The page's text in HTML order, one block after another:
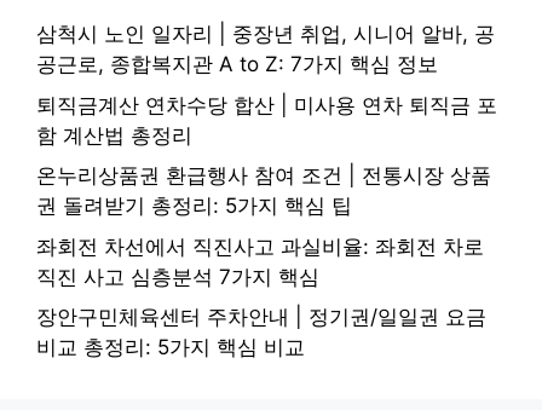
삼척시 노인 일자리 | 중장년 취업, 시니어 알바, 공
공근로, 종합복지관 A to Z: 7가지 핵심 정보
퇴직금계산 연차수당 합산 | 미사용 연차 퇴직금 포
함 계산법 총정리
온누리상품권 환급행사 참여 조건 | 전통시장 상품
권 돌려받기 총정리: 5가지 핵심 팁
좌회전 차선에서 직진사고 과실비율: 좌회전 차로
직진 사고 심층분석 7가지 핵심
장안구민체육센터 주차안내 | 정기권/일일권 요금
비교 총정리: 5가지 핵심 비교